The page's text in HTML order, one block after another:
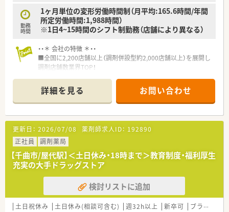
勤務
時間
1ヶ月単位の変形労働時間制（月平均:165.6時間/年間
所定労働時間:1,988時間）
※1日4~15時間のシフト制勤務（店舗により異なる）
・・＊ 会社の特徴 ＊・・
■全国に2,200店舗以上（調剤併設型約2,000店舗以上）を展開し
調剤店舗数業界TOP！
頑張り次第で高給与も可能！
■経験や勤務コースによりますが、経験の少ない方でも500万前
半スタートと業界TOP水準！
■職種や職域に合わせ、豊富な社内研修や外部組織と連携した研
修を用意されています
■薬剤師が中心の会社だからこそ活躍できるキャリアパスが多
種多様に用意されています。
■店舗拡大に伴い、エリアマネジャーや営業部長等のマネジメン
トのポジションも増えます。
■在宅や教育等の専門性を活かせるスペシャリストを目指すこ
とも可能です。
■その他にも、管理部門や商品部門等の本社スタッフなど活動領
域は多種多様です。
■在宅実施店舗は年々増加しており、在宅医療へもしっかりと関
詳細を見る お問い合わせ
更新日： 2026/07/08 薬剤師求人ID： 192890
正社員
調剤薬局
【千曲市/屋代駅】＜土日休み・18時まで＞教育制度・福利厚生
充実の大手ドラッグストア
検討リストに追加
土日祝休み 土日休み(相談可含む) 週32h以上 新卒可 ブランク可